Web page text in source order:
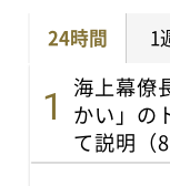
24時間 1
海上幕僚
かい」の
て説明（8